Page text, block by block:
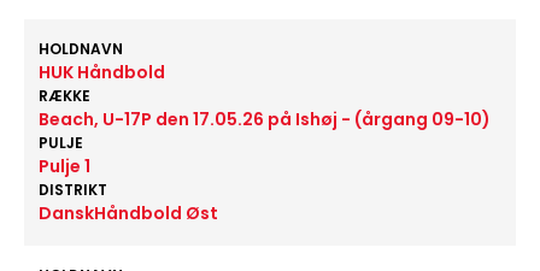
HOLDNAVN
HUK Håndbold
RÆKKE
Beach, U-17P den 17.05.26 på Ishøj - (årgang 09-10)
PULJE
Pulje 1
DISTRIKT
DanskHåndbold Øst